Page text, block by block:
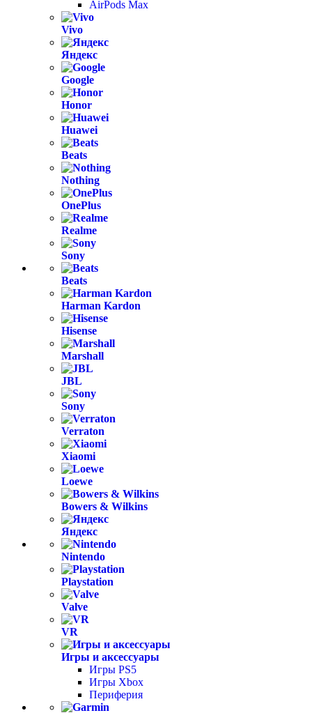
AirPods Max
Vivo
Яндекс
Google
Honor
Huawei
Beats
Nothing
OnePlus
Realme
Sony
Beats
Harman Kardon
Hisense
Marshall
JBL
Sony
Verraton
Xiaomi
Loewe
Bowers & Wilkins
Яндекс
Nintendo
Playstation
Valve
VR
Игры и аксессуары
Игры PS5
Игры Xbox
Периферия